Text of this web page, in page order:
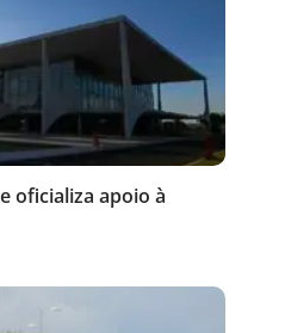
oficializa apoio à